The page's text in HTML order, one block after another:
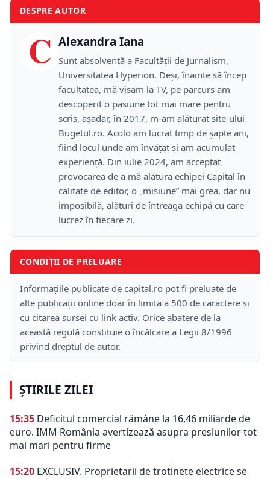
DESPRE AUTOR
C Alexandra Iana
Sunt absolventă a Facultății de Jurnalism,
Universitatea Hyperion. Deși, înainte să încep
facultatea, mă visam la TV, pe parcurs am
descoperit o pasiune tot mai mare pentru
scris, așadar, în 2017, m-am alăturat site-ului
Bugetul.ro. Acolo am lucrat timp de șapte ani,
fiind locul unde am învățat și am acumulat
experiență. Din iulie 2024, am acceptat
provocarea de a mă alătura echipei Capital în
calitate de editor, o „misiune” mai grea, dar nu
imposibilă, alături de întreaga echipă cu care
lucrez în fiecare zi.
CONDIȚII DE PRELUARE
Informațiile publicate de capital.ro pot fi preluate de
alte publicații online doar în limita a 500 de caractere și
cu citarea sursei cu link activ. Orice abatere de la
această regulă constituie o încălcare a Legii 8/1996
privind dreptul de autor.
ȘTIRILE ZILEI
15:35 Deficitul comercial rămâne la 16,46 miliarde de
euro. IMM România avertizează asupra presiunilor tot
mai mari pentru firme
15:20 EXCLUSIV. Proprietarii de trotinete electrice se